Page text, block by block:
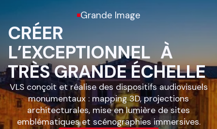
Grande Image
CRÉER
L’EXCEPTIONNEL À
TRÈS GRANDE ÉCHELLE
VLS conçoit et réalise des dispositifs audiovisuels
monumentaux : mapping 3D, projections
architecturales, mise en lumière de sites
emblématiques et scénographies immersives.